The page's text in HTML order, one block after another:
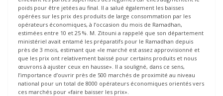
poids pour être jetées au final. Il a salué également les baisses
opérées sur les prix des produits de large consommation par les
opérateurs économiques, à l’occasion du mois de Ramadhan,
estimées entre 10 et 25 %. M. Zitouni a rappelé que son département
ministériel avait entamé les préparatifs pour le Ramadhan depuis
près de 3 mois, estimant que «le marché est assez approvisionné et
que les prix ont relativement baissé pour certains produits et nous
œuvrons à ajuster ceux en hausse». Il a souligné, dans ce sens,
l’importance d’ouvrir près de 500 marchés de proximité au niveau
national pour un total de 8000 opérateurs économiques orientés vers
ces marchés pour «faire baisser les prix».